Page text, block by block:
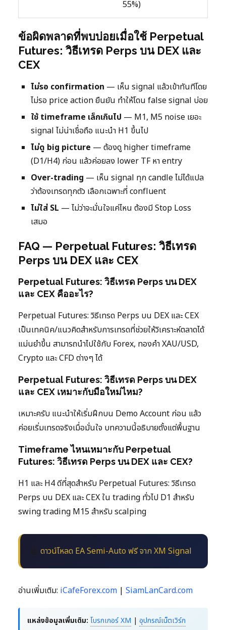
55%)
ข้อผิดพลาดที่พบบ่อยเมื่อใช้ Perpetual
Futures: วิธีเทรด Perps บน DEX และ
CEX
ไม่รอ confirmation — เห็น signal แล้วเข้าทันทีโดย
ไม่รอ price action ยืนยัน ทำให้โดน false signal บ่อย
ใช้ timeframe เล็กเกินไป — M1, M5 noise เยอะ
signal ไม่น่าเชื่อถือ แนะนำ H1 ขึ้นไป
ไม่ดู big picture — ต้องดู higher timeframe
(D1/H4) ก่อน แล้วค่อยลง lower TF หา entry
Over-trading — เห็น signal ทุก candle ไม่ได้แปล
ว่าต้องเทรดทุกตัว เลือกเฉพาะที่ confluent
ไม่ใส่ SL — ไม่ว่าจะมั่นใจแค่ไหน ต้องมี Stop Loss
เสมอ
FAQ — Perpetual Futures: วิธีเทรด
Perps บน DEX และ CEX
Perpetual Futures: วิธีเทรด Perps บน DEX
และ CEX คืออะไร?
Perpetual Futures: วิธีเทรด Perps บน DEX และ CEX
เป็นเทคนิค/แนวคิดสำหรับการเทรดที่ช่วยให้วิเคราะห์ตลาดได้
แม่นยำขึ้น สามารถนำไปใช้กับ Forex, ทองคำ XAU/USD,
Crypto และ CFD ต่างๆ ได้
Perpetual Futures: วิธีเทรด Perps บน DEX
และ CEX เหมาะกับมือใหม่ไหม?
เหมาะครับ แนะนำให้เริ่มฝึกบน Demo Account ก่อน แล้ว
ค่อยเริ่มเทรดจริงเมื่อมั่นใจ บทความนี้อธิบายตั้งแต่พื้นฐาน
Timeframe ไหนเหมาะกับ Perpetual
Futures: วิธีเทรด Perps บน DEX และ CEX?
H1 และ H4 ดีที่สุดสำหรับ Perpetual Futures: วิธีเทรด
Perps บน DEX และ CEX ใน trading ทั่วไป D1 สำหรับ
swing trading M15 สำหรับ scalping
ดาวน์โหลด EA Semi-Auto ฟรี จาก XM Signal
อ่านเพิ่มเติม: iCafeForex.com | SiamLanCard.com
แหล่งข้อมูลเพิ่มเติม: โบรกเกอร์ XM | อุปกรณ์เน็ตเวิร์ก